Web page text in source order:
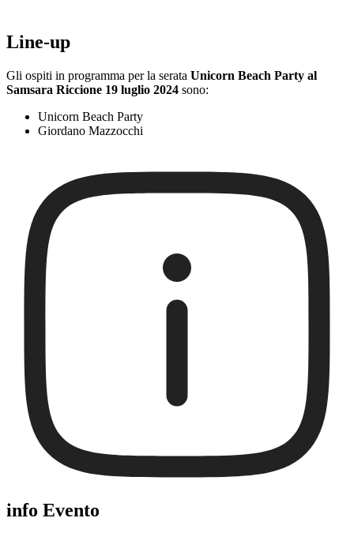
Line-up
Gli ospiti in programma per la serata Unicorn Beach Party al
Samsara Riccione 19 luglio 2024 sono:
Unicorn Beach Party
Giordano Mazzocchi
info Evento